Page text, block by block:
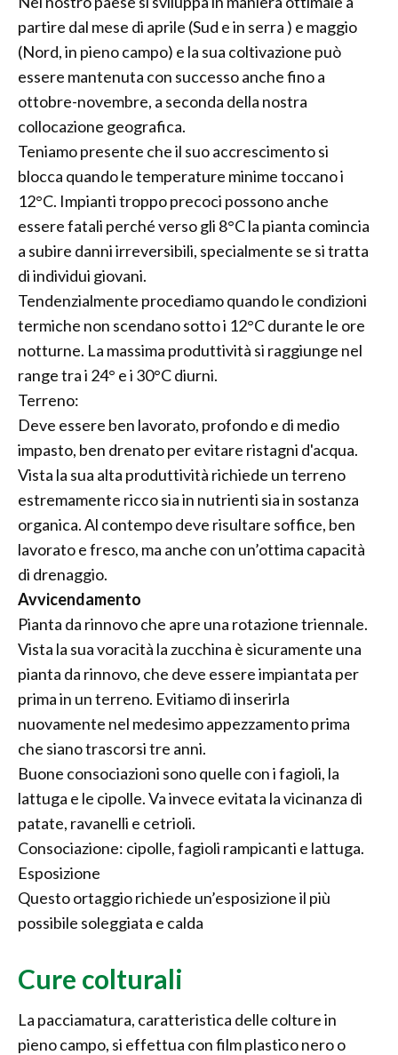
partire dal mese di aprile (Sud e in serra ) e maggio
(Nord, in pieno campo) e la sua coltivazione può
essere mantenuta con successo anche fino a
ottobre-novembre, a seconda della nostra
collocazione geografica.
Teniamo presente che il suo accrescimento si
blocca quando le temperature minime toccano i
12°C. Impianti troppo precoci possono anche
essere fatali perché verso gli 8°C la pianta comincia
a subire danni irreversibili, specialmente se si tratta
di individui giovani.
Tendenzialmente procediamo quando le condizioni
termiche non scendano sotto i 12°C durante le ore
notturne. La massima produttività si raggiunge nel
range tra i 24° e i 30°C diurni.
Terreno:
Deve essere ben lavorato, profondo e di medio
impasto, ben drenato per evitare ristagni d'acqua.
Vista la sua alta produttività richiede un terreno
estremamente ricco sia in nutrienti sia in sostanza
organica. Al contempo deve risultare soffice, ben
lavorato e fresco, ma anche con un’ottima capacità
di drenaggio.
Avvicendamento
Pianta da rinnovo che apre una rotazione triennale.
Vista la sua voracità la zucchina è sicuramente una
pianta da rinnovo, che deve essere impiantata per
prima in un terreno. Evitiamo di inserirla
nuovamente nel medesimo appezzamento prima
che siano trascorsi tre anni.
Buone consociazioni sono quelle con i fagioli, la
lattuga e le cipolle. Va invece evitata la vicinanza di
patate, ravanelli e cetrioli.
Consociazione: cipolle, fagioli rampicanti e lattuga.
Esposizione
Questo ortaggio richiede un’esposizione il più
possibile soleggiata e calda
Cure colturali
La pacciamatura, caratteristica delle colture in
pieno campo, si effettua con film plastico nero o